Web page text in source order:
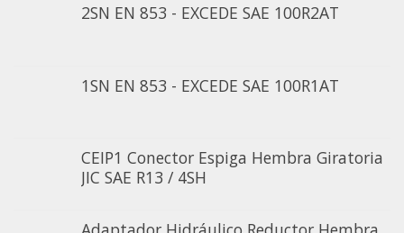
2SN EN 853 - EXCEDE SAE 100R2AT
1SN EN 853 - EXCEDE SAE 100R1AT
CEIP1 Conector Espiga Hembra Giratoria
JIC SAE R13 / 4SH